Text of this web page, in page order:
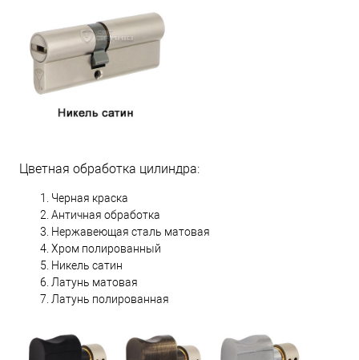
Цветная обработка цилиндра:
Черная краска
Античная обработка
Нержавеющая сталь матовая
Хром полированный
Никель сатин
Латунь матовая
Латунь полированная